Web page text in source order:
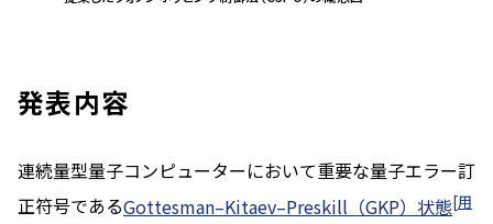
発表内容
連続量型量子コンピューターにおいて重要な量子エラー訂
正符号であるGottesman–Kitaev–Preskill（GKP）状態[用